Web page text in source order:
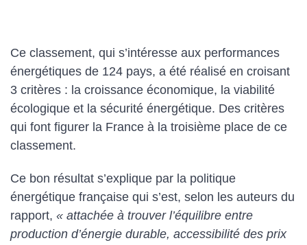
Ce classement, qui s’intéresse aux performances
énergétiques de 124 pays, a été réalisé en croisant
3 critères : la croissance économique, la viabilité
écologique et la sécurité énergétique. Des critères
qui font figurer la France à la troisième place de ce
classement.
Ce bon résultat s’explique par la politique
énergétique française qui s’est, selon les auteurs du
rapport, « attachée à trouver l’équilibre entre
production d’énergie durable, accessibilité des prix